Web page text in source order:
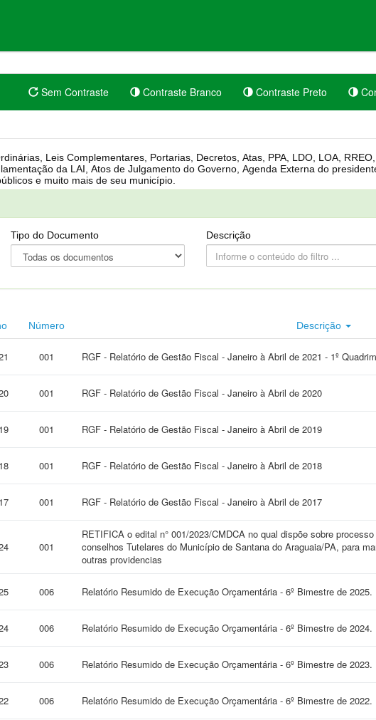
Sem Contraste Contraste Branco Contraste Preto
RGF, Lei Orgânica, Regimento Interno, Pauta
Câmara, Controle dos bens públicos e muito mais de seu município.
Tipo do Documento Descrição
Número Descrição
001 RGF - Relatório de Gestão Fiscal - Janeiro à Abril de 2021 - 1º
001 RGF - Relatório de Gestão Fiscal - Janeiro à Abril de 2020
001 RGF - Relatório de Gestão Fiscal - Janeiro à Abril de 2019
001 RGF - Relatório de Gestão Fiscal - Janeiro à Abril de 2018
001 RGF - Relatório de Gestão Fiscal - Janeiro à Abril de 2017
001
RETIFICA o edital n° 001/2023/CMDCA no qual dispõe sobre
conselhos Tutelares do Município de Santana do Araguaia/PA, para
outras providencias
006 Relatório Resumido de Execução Orçamentária - 6º Bimestre de 2025.
006 Relatório Resumido de Execução Orçamentária - 6º Bimestre de 2024.
006 Relatório Resumido de Execução Orçamentária - 6º Bimestre de 2023.
006 Relatório Resumido de Execução Orçamentária - 6º Bimestre de 2022.